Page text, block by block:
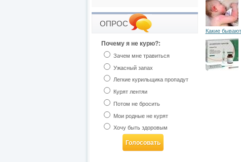
Какие
ОПРОС
Почему я не курю?:
Зачем мне травиться
Ужасный запах
Легкие курильщика пропадут
Курят лентяи
Потом не бросить
Мои родные не курят
Хочу быть здоровым